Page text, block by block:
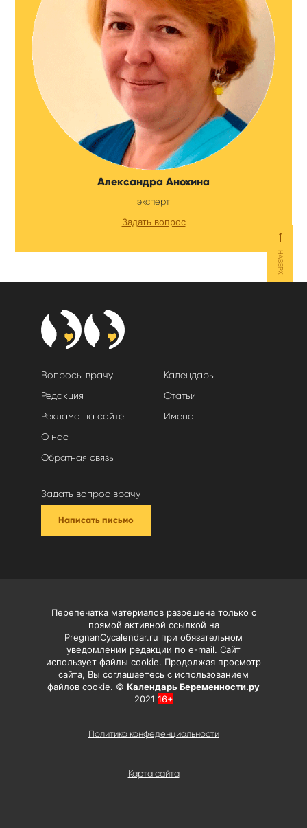
Александра Анохина
эксперт
Задать вопрос
⟵
НАВЕРХ
Вопросы врачу
Редакция
Реклама на сайте
О нас
Обратная связь
Календарь
Статьи
Имена
Задать вопрос врачу
Написать письмо
Карта сайта
Перепечатка материалов разрешена только с
прямой активной ссылкой на
PregnanCycalendar.ru при обязательном
уведомлении редакции по e-mail. Сайт
использует файлы cookie. Продолжая просмотр
сайта, Вы соглашаетесь с использованием
файлов cookie. © Календарь Беременности.ру
2021 16+
Политика конфеденциальности